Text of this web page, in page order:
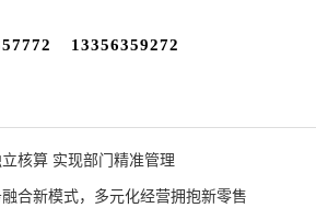
13356359272
核算 实现部门精准管理
合新模式，多元化经营拥抱新零售